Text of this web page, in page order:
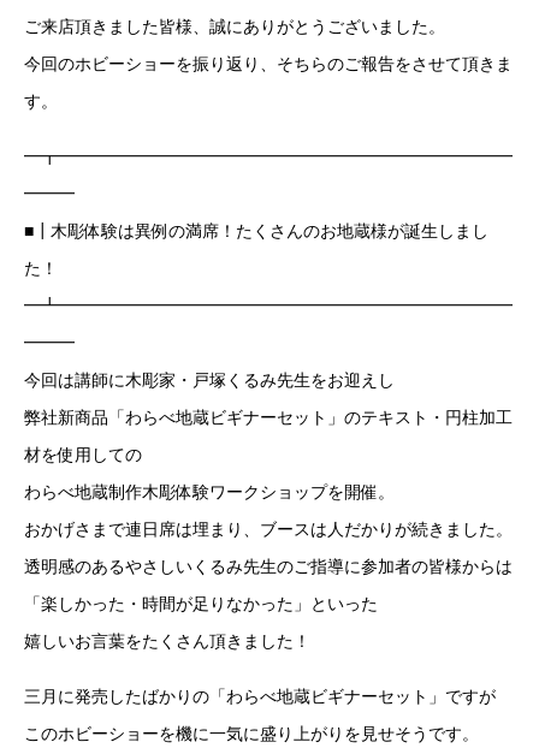
ご来店頂きました皆様、誠にありがとうございました。
今回のホビーショーを振り返り、そちらのご報告をさせて頂きま
す。
━┳━━━━━━━━━━━━━━━━━━━━━━━━━━━
━━━
■┃木彫体験は異例の満席！たくさんのお地蔵様が誕生しまし
た！
━┻━━━━━━━━━━━━━━━━━━━━━━━━━━━
━━━
今回は講師に木彫家・戸塚くるみ先生をお迎えし
弊社新商品「わらべ地蔵ビギナーセット」のテキスト・円柱加工
材を使用しての
わらべ地蔵制作木彫体験ワークショップを開催。
おかげさまで連日席は埋まり、ブースは人だかりが続きました。
透明感のあるやさしいくるみ先生のご指導に参加者の皆様からは
「楽しかった・時間が足りなかった」といった
嬉しいお言葉をたくさん頂きました！
三月に発売したばかりの「わらべ地蔵ビギナーセット」ですが
このホビーショーを機に一気に盛り上がりを見せそうです。